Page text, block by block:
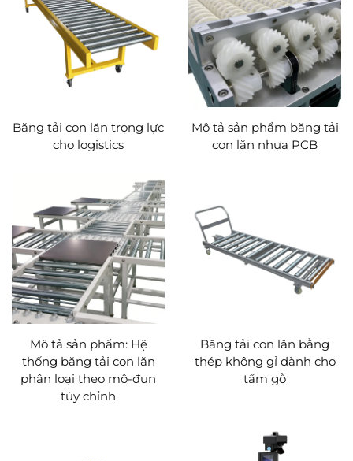
Băng tải con lăn trọng lực
cho logistics
Mô tả sản phẩm băng tải
con lăn nhựa PCB
Mô tả sản phẩm: Hệ
thống băng tải con lăn
phân loại theo mô-đun
tùy chỉnh
Băng tải con lăn bằng
thép không gỉ dành cho
tấm gỗ